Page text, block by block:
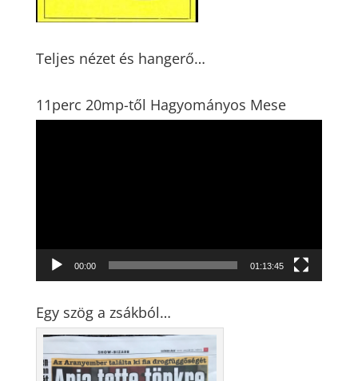
Teljes nézet és hangerő…
11perc 20mp-től Hagyományos Mese
00:00 01:13:45
Egy szög a zsákból…